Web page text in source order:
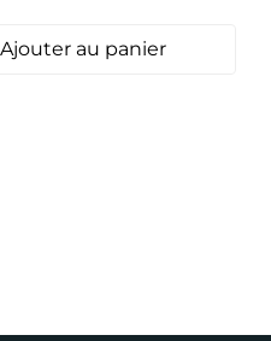
Ajouter au panier